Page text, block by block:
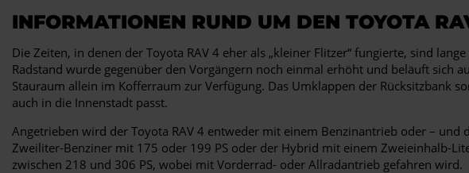
INFORMATIONEN RUND UM DEN TOYOTA
Die Zeiten, in denen der Toyota RAV 4 eher als „kleiner Flitzer“ fungierte, sind
Radstand wurde gegenüber den Vorgängern noch einmal erhöht und beläuft sich
Stauraum allein im Kofferraum zur Verfügung. Das Umklappen der Rücksitzbank
auch in die Innenstadt passt.
Angetrieben wird der Toyota RAV 4 entweder mit einem Benzinantrieb oder –
Zweiliter-Benziner mit 175 oder 199 PS oder der Hybrid mit einem Zweieinhalb-
zwischen 218 und 306 PS, wobei mit Vorderrad- oder Allradantrieb gefahren wird.